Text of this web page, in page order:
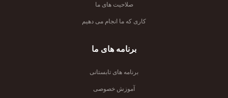
صلاحیت های ما
کاری که ما انجام می دهیم
برنامه های ما
برنامه های تابستانی
آموزش خصوصی